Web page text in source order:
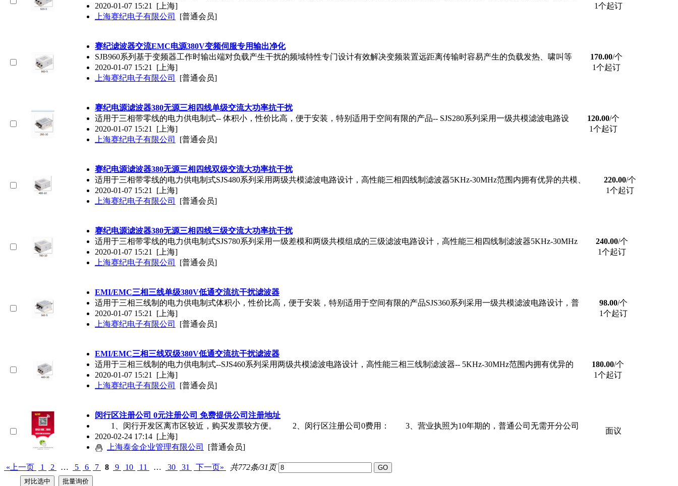
2020-01-07 15:21 [上海]
上海赛纪电子有限公司
[普通会员]
1个起订
赛纪滤波器交流EMC电源380V变频伺服专用输出净化
SJB960系列基于变频器工作时输出端对负载产生干扰的频域特性专门设计有效解决变频装置远距离传输时容易产生的负载发热、啸叫等
2020-01-07 15:21 [上海]
上海赛纪电子有限公司
[普通会员]
170.00/个
1个起订
赛纪电源滤波器380无源三相四线单级交流大功率抗干扰
适用于三相带零线的电力供电制式-- 体积小，性价比高，便于安装，特别适用于空间有限的产品-- SJS280系列采用一级共模滤波电路设
2020-01-07 15:21 [上海]
上海赛纪电子有限公司
[普通会员]
120.00/个
1个起订
赛纪电源滤波器380无源三相四线双级交流大功率抗干扰
适用于三相带零线的电力供电制式SJS480系列采用两级共模滤波电路设计，高性能三相四线制滤波器5KHz-30MHz范围内拥有优异的共模、
2020-01-07 15:21 [上海]
上海赛纪电子有限公司
[普通会员]
220.00/个
1个起订
赛纪电源滤波器380无源三相四线三级交流大功率抗干扰
适用于三相带零线的电力供电制式SJS780系列采用一级差模和两级共模组成的三级滤波电路设计，高性能三相四线制滤波器5KHz-30MHz
2020-01-07 15:21 [上海]
上海赛纪电子有限公司
[普通会员]
240.00/个
1个起订
EMI/EMC三相三线单级380V低通交流抗干扰滤波器
适用于三相三线制的电力供电制式体积小，性价比高，便于安装，特别适用于空间有限的产品SJS360系列采用一级共模滤波电路设计，普
2020-01-07 15:21 [上海]
上海赛纪电子有限公司
[普通会员]
98.00/个
1个起订
EMI/EMC三相三线双级380V低通交流抗干扰滤波器
适用于三相三线制的电力供电制式--SJS460系列采用两级共模滤波电路设计，高性能三相三线制滤波器-- 5KHz-30MHz范围内拥有优异的
2020-01-07 15:21 [上海]
上海赛纪电子有限公司
[普通会员]
180.00/个
1个起订
闵行区注册公司 0元注册公司 免费提供公司注册地址
1、闵行开发区离市区较近，购买发票较方便。 2、闵行区注册公司0费用： 3、营业执照为10年期的，普通公司无需开分公司
2020-02-24 17:14 [上海]
上海泰金企业管理有限公司
[普通会员]
面议
«上一页 1 2 … 5 6 7 8 9 10 11 … 30 31 下一页» 共772条/31页